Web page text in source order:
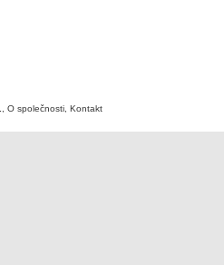
O společnosti Kontakt